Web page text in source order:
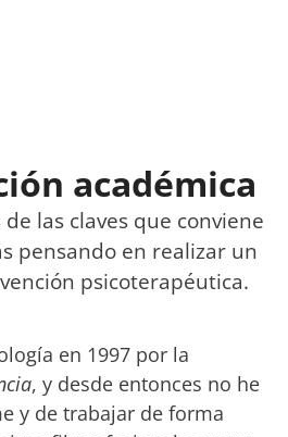
académica
las claves que conviene
pensando en realizar un
psicoterapéutica.
en 1997 por la
, y desde entonces no he
y de trabajar de forma